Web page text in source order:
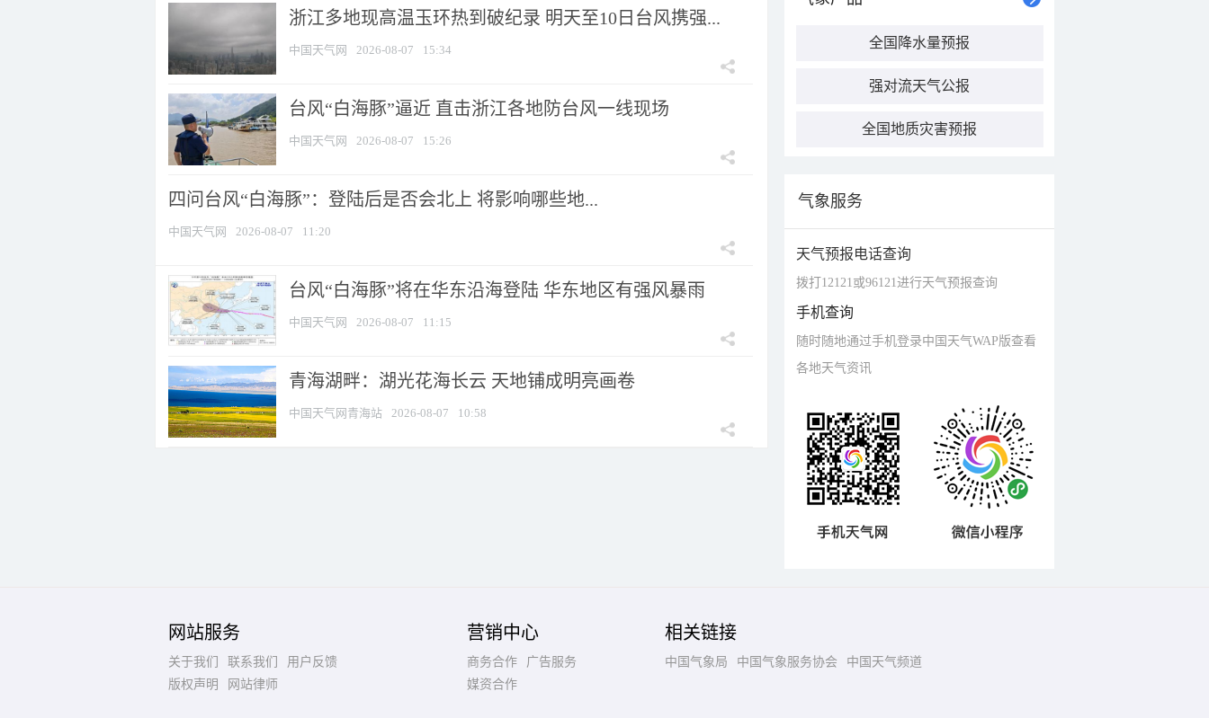
浙江多地现高温玉环热到破纪录 明天至10日台风携强...
中国天气网 2026-08-07 15:34
台风“白海豚”逼近 直击浙江各地防台风一线现场
中国天气网 2026-08-07 15:26
四问台风“白海豚”：登陆后是否会北上 将影响哪些地...
中国天气网 2026-08-07 11:20
台风“白海豚”将在华东沿海登陆 华东地区有强风暴雨
中国天气网 2026-08-07 11:15
青海湖畔：湖光花海长云 天地铺成明亮画卷
中国天气网青海站 2026-08-07 10:58
全国降水量预报
强对流天气公报
全国地质灾害预报
气象服务
天气预报电话查询
拨打12121或96121进行天气预报查询
手机查询
随时随地通过手机登录中国天气WAP版查看
各地天气资讯
网站服务
关于我们 联系我们
用户反馈
版权声明
网站律师
营销中心
商务合作
广告服务
媒资合作
相关链接
中国气象局 中国气象服务协会 中国天气频道